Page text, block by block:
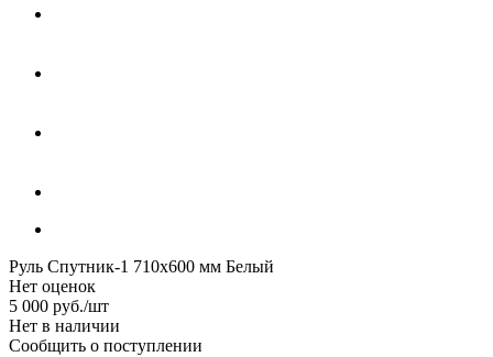
Руль Спутник-1 710x600 мм Белый
Нет оценок
5 000 руб./шт
Нет в наличии
Сообщить о поступлении